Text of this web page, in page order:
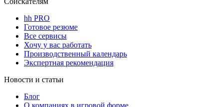
hh PRO
Готовое резюме
Все сервисы
Хочу у вас работать
Производственный календарь
Экспертная рекомендация
Новости и статьи
Блог
О компаниях в игровой форме